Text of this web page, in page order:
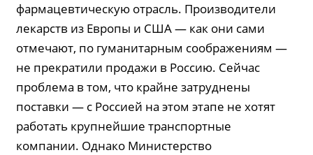
фармацевтическую отрасль. Производители
лекарств из Европы и США — как они сами
отмечают, по гуманитарным соображениям —
не прекратили продажи в Россию. Сейчас
проблема в том, что крайне затруднены
поставки — с Россией на этом этапе не хотят
работать крупнейшие транспортные
компании. Однако Министерство